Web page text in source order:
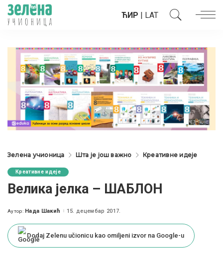
ЋИР | LAT
Зелена учионица Шта је још важно Креативне идеје
Креативне идеје
Велика јелка – ШАБЛОН
Posted
Аутор: Нада Шакић 15. децембар 2017.
Dodaj Zelenu učionicu kao omiljeni izvor na Google-u